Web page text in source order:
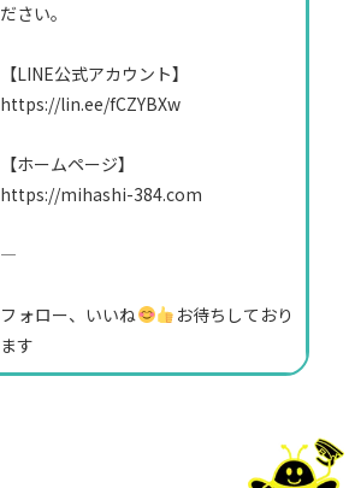
ださい。
【LINE公式アカウント】
https://lin.ee/fCZYBXw
【ホームページ】
https://mihashi-384.com
—
フォロー、いいね
お待ちしており
ます